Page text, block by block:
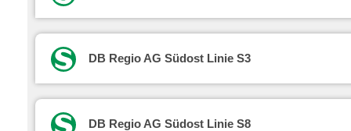
DB Regio AG Südost Linie S3
DB Regio AG Südost Linie S8